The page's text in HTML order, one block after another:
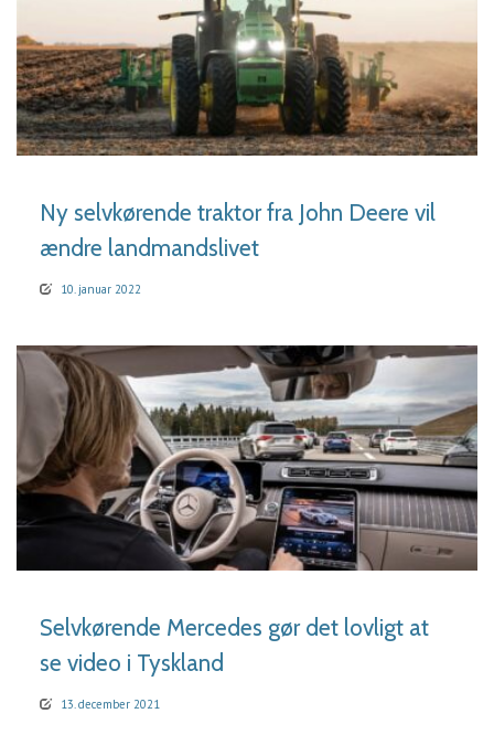
LÆS MERE
Ny selvkørende traktor fra John Deere vil
ændre landmandslivet
10. januar 2022
LÆS MERE
Selvkørende Mercedes gør det lovligt at
se video i Tyskland
13. december 2021